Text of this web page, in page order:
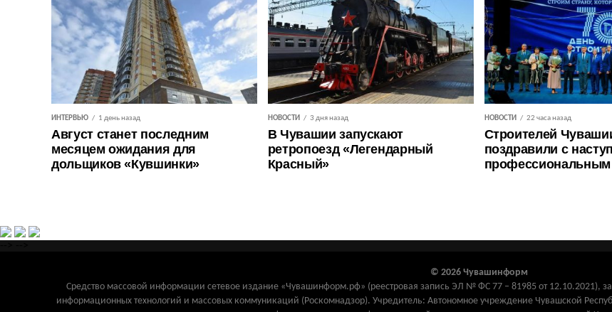
ИНТЕРВЬЮ 1 день назад
Август станет последним
месяцем ожидания для
дольщиков «Кувшинки»
НОВОСТИ 3 дня назад
В Чувашии запускают
ретропоезд «Легендарный
Красный»
НОВОСТИ 22 часа назад
Строителей
поздравили с
профессиональным
© 2026 Чувашинформ
Средство массовой информации сетевое издание «Чувашинформ.рф» (реестровая запись ЭЛ № ФС 77 – 81985 от 12.10.2021),
информационных технологий и массовых коммуникаций (Роскомнадзор). Учредитель: Автономное учреждение Чувашской